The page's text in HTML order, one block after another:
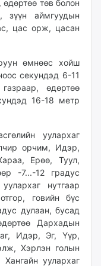
төв болон
зүүн аймгуудын
цас орж, цасан
өмнөөс хойш
секундэд 6-11
өдөртөө
16-18 метр
уулархаг
орчим, Идэр,
Ерөө, Туул,
-7...-12 градус
нутгаар
говийн бүс
дулаан, бусад
Дархадын
Идэр, Эг, Үүр,
Хэрлэн голын
уулархаг